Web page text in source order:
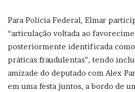
Para Polícia Federal, Elmar
“articulação voltada ao
posteriormente identificada
práticas fraudulentas”, tendo
amizade do deputado com Alex
em uma festa juntos, a bordo de